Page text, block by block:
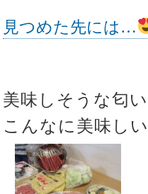
見つめた先には…
美味しそうな匂
こんなに美味し